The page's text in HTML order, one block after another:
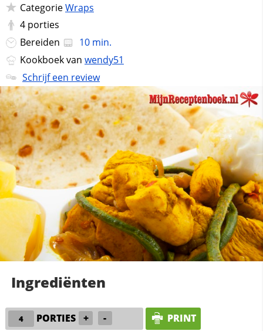
CategorieWraps
4 porties
Bereiden
10 min.
Kookboek van wendy51
Schrijf een review
Ingrediënten
PORTIES + - PRINT